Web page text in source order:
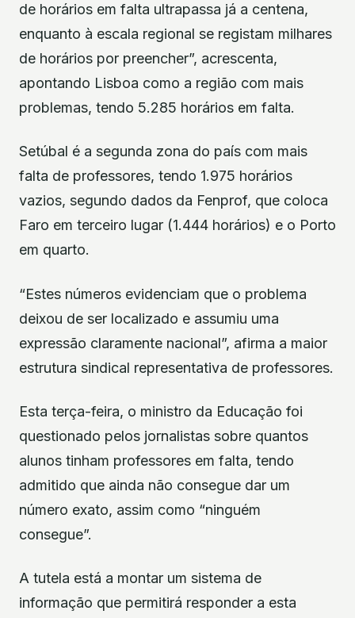
de horários em falta ultrapassa já a centena,
enquanto à escala regional se registam milhares
de horários por preencher”, acrescenta,
apontando Lisboa como a região com mais
problemas, tendo 5.285 horários em falta.
Setúbal é a segunda zona do país com mais
falta de professores, tendo 1.975 horários
vazios, segundo dados da Fenprof, que coloca
Faro em terceiro lugar (1.444 horários) e o Porto
em quarto.
“Estes números evidenciam que o problema
deixou de ser localizado e assumiu uma
expressão claramente nacional”, afirma a maior
estrutura sindical representativa de professores.
Esta terça-feira, o ministro da Educação foi
questionado pelos jornalistas sobre quantos
alunos tinham professores em falta, tendo
admitido que ainda não consegue dar um
número exato, assim como “ninguém
consegue”.
A tutela está a montar um sistema de
informação que permitirá responder a esta